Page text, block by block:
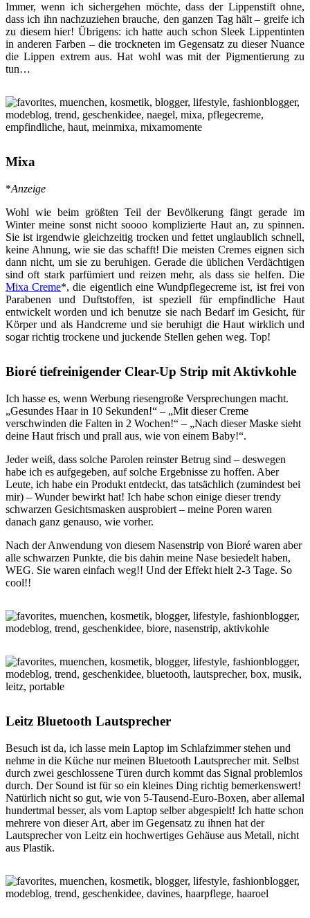
Immer, wenn ich sichergehen möchte, dass der Lippenstift ohne,
dass ich ihn nachzuziehen brauche, den ganzen Tag hält – greife ich
zu diesem hier! Übrigens: ich hatte auch schon Sleek Lippentinten
in anderen Farben – die trockneten im Gegensatz zu dieser Nuance
die Lippen extrem aus. Hat wohl was mit der Pigmentierung zu
tun…
Mixa
*Anzeige
Wohl wie beim größten Teil der Bevölkerung fängt gerade im
Winter meine sonst nicht soooo komplizierte Haut an, zu spinnen.
Sie ist irgendwie gleichzeitig trocken und fettet unglaublich schnell,
keine Ahnung, wie sie das schafft! Die meisten Cremes eignen sich
dann nicht, um sie zu beruhigen. Gerade die üblichen Verdächtigen
sind oft stark parfümiert und reizen mehr, als dass sie helfen. Die
Mixa Creme*, die eigentlich eine Wundpflegecreme ist, ist frei von
Parabenen und Duftstoffen, ist speziell für empfindliche Haut
entwickelt worden und ich benutze sie nach Bedarf im Gesicht, für
Körper und als Handcreme und sie beruhigt die Haut wirklich und
sogar richtig trockene und juckende Stellen gehen weg. Top!
Bioré tiefreinigender Clear-Up Strip mit Aktivkohle
Ich hasse es, wenn Werbung riesengroße Versprechungen macht.
„Gesundes Haar in 10 Sekunden!“ – „Mit dieser Creme
verschwinden die Falten in 2 Wochen!“ – „Nach dieser Maske sieht
deine Haut frisch und prall aus, wie von einem Baby!“.
Jeder weiß, dass solche Parolen reinster Betrug sind – deswegen
habe ich es aufgegeben, auf solche Ergebnisse zu hoffen. Aber
Leute, ich habe ein Produkt entdeckt, das tatsächlich (zumindest bei
mir) – Wunder bewirkt hat! Ich habe schon einige dieser trendy
schwarzen Gesichtsmasken ausprobiert – meine Poren waren
danach ganz genauso, wie vorher.
Nach der Anwendung von diesem Nasenstrip von Bioré waren aber
alle schwarzen Punkte, die bis dahin meine Nase besiedelt haben,
WEG. Sie waren einfach weg!! Und der Effekt hielt 2-3 Tage. So
cool!!
Leitz Bluetooth Lautsprecher
Besuch ist da, ich lasse mein Laptop im Schlafzimmer stehen und
nehme in die Küche nur meinen Bluetooth Lautsprecher mit. Selbst
durch zwei geschlossene Türen durch kommt das Signal problemlos
durch. Der Sound ist für so ein kleines Ding richtig bemerkenswert!
Natürlich nicht so gut, wie von 5-Tausend-Euro-Boxen, aber allemal
hundertmal besser, als vom Laptop selber abgespielt! Ich hatte schon
mehrere von dieser Art, aber im Gegensatz zu ihnen hat der
Lautsprecher von Leitz ein hochwertiges Gehäuse aus Metall, nicht
aus Plastik.